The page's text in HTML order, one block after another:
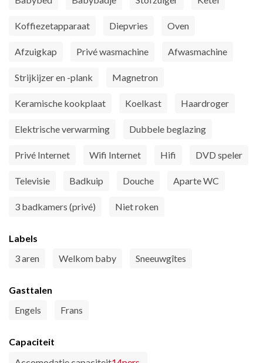
Koffiezetapparaat Diepvries Oven
Afzuigkap Privé wasmachine Afwasmachine
Strijkijzer en -plank Magnetron
Keramische kookplaat Koelkast Haardroger
Elektrische verwarming Dubbele beglazing
Privé Internet Wifi Internet Hifi DVD speler
Televisie Badkuip Douche Aparte WC
3 badkamers (privé) Niet roken
Labels
3 aren
Welkom baby Sneeuwgîtes
Gasttalen
Engels
Frans
Capaciteit